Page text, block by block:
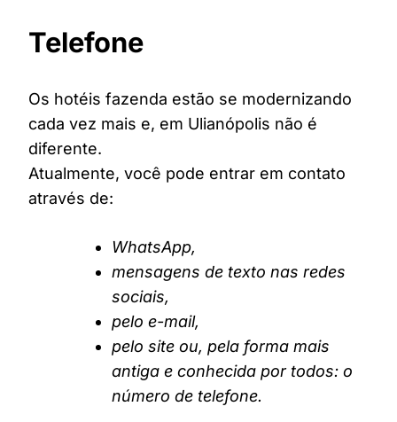
Telefone
Os hotéis fazenda estão se modernizando
cada vez mais e, em Ulianópolis não é
diferente.
Atualmente, você pode entrar em contato
através de:
WhatsApp,
mensagens de texto nas redes
sociais,
pelo e-mail,
pelo site ou, pela forma mais
antiga e conhecida por todos: o
número de telefone.